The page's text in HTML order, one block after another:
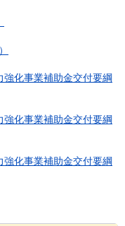
化事業補助金交付要綱
化事業補助金交付要綱
化事業補助金交付要綱